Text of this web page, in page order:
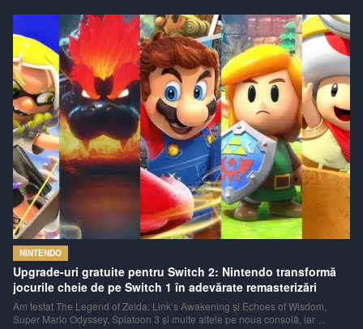
NINTENDO
Upgrade-uri gratuite pentru Switch 2: Nintendo transformă
jocurile cheie de pe Switch 1 în adevărate remasterizări
Am testat The Legend of Zelda: Link’s Awakening și Echoes of Wisdom,
Super Mario Odyssey, Splatoon 3 și multe altele pe noua consolă, iar